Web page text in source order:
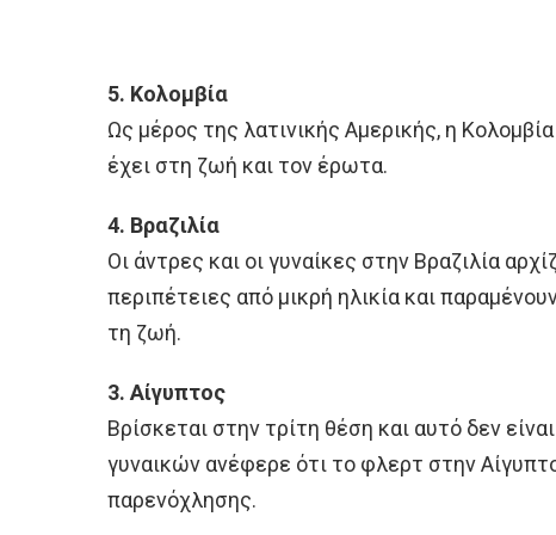
5. Κολομβία
Ως μέρος της λατινικής Αμερικής, η
έχει στη ζωή και τον έρωτα.
4. Βραζιλία
Οι άντρες και οι γυναίκες στην Βραζιλία
περιπέτειες από μικρή ηλικία και
τη ζωή.
3. Αίγυπτος
Βρίσκεται στην τρίτη θέση και αυτό δεν
γυναικών ανέφερε ότι το φλερτ στην
παρενόχλησης.